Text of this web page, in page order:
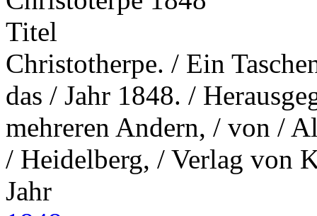
Titel
Christotherpe. / Ein
das / Jahr 1848. /
mehreren Andern, / von /
/ Heidelberg, / Verlag von
Jahr